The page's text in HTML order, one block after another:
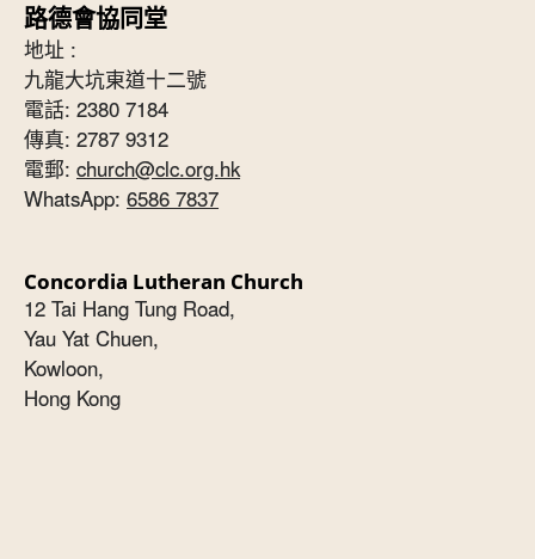
路德會協同堂
地址 :
九龍大坑東道十二號
電話: 2380 7184
傳真: 2787 9312
電郵: church@clc.org.hk
WhatsApp: 6586 7837
Concordia Lutheran Church
12 Tai Hang Tung Road,
Yau Yat Chuen,
Kowloon,
Hong Kong